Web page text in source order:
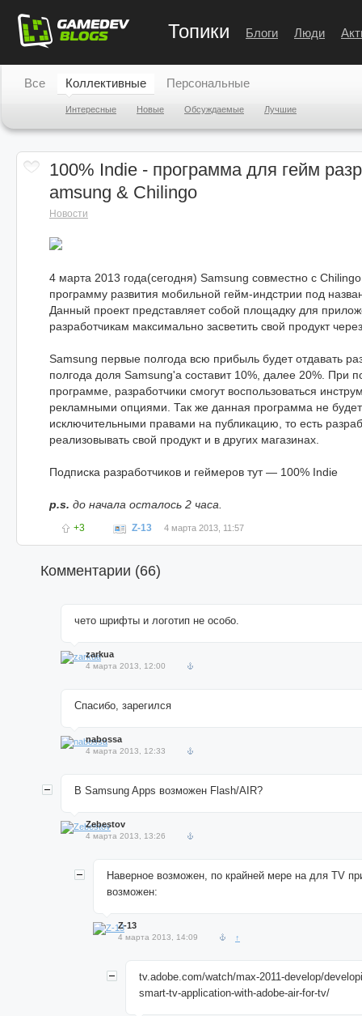
Топики Блоги Люди
Все Коллективные
Интересные Новые Обсуждаемые Лучшие
Персональные
100% Indie - программа для гейм
amsung & Chilingo
Новости
4 марта 2013 года(сегодня) Samsung совместно с
программу развития мобильной гейм-индстрии под
Данный проект представляет собой площадку для
разработчикам максимально засветить свой продукт
Samsung первые полгода всю прибыль будет отдавать
полгода доля Samsung'a составит 10%, далее 20%. При
программе, разработчики смогут воспользоваться
рекламными опциями. Так же данная программа не
исключительными правами на публикацию, то есть
реализовывать свой продукт и в других магазинах.
Подписка разработчиков и геймеров тут — 100% Indie
p.s. до начала осталось 2 часа.
+3 Z-13 4 марта 2013, 11:57
Комментарии (66)
чето шрифты и логотип не особо.
zarkua
4 марта 2013, 12:00
Спасибо, зарегился
nabossa
4 марта 2013, 12:33
В Samsung Apps возможен Flash/AIR?
Zebestov
4 марта 2013, 13:26
Наверное возможен, по крайней мере на для TV
возможен:
Z-13
4 марта 2013, 14:09 ↑
tv.adobe.com/watch/max-2011-develop/
smart-tv-application-with-adobe-air-for-tv/